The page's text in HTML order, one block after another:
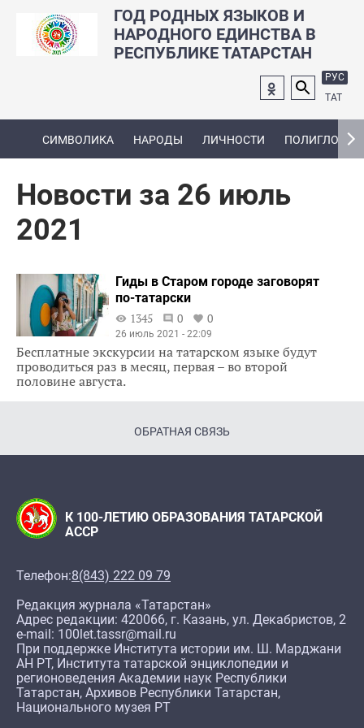
ГОД РОДНЫХ ЯЗЫКОВ И
НАРОДНОГО ЕДИНСТВА В
РЕСПУБЛИКЕ ТАТАРСТАН
РУС
ТАТ
СИМВОЛИКА НАРОДЫ ЛИЧНОСТИ ПОЛИГЛОТ
Новости за 26 июль
2021
Гиды в Старом городе заговорят
по-татарски
1345
0 0
26 июль 2021 - 22:09
Бесплатные экскурсии на татарском языке будут
проводиться раз в месяц, первая – во второй
половине августа.
ОБРАТНАЯ СВЯЗЬ
К 100-ЛЕТИЮ ОБРАЗОВАНИЯ ТАТАРСКОЙ
АССР
Телефон:8(843) 222 09 79
Редакция журнала «Татарстан»
Адрес редакции: 420066, г. Казань, ул. Декабристов, 2
e-mail: 100let.tassr@mail.ru
При поддержке Института истории им. Ш. Марджани
АН РТ, Института татарской энциклопедии и
регионоведения Академии наук Республики
Татарстан, Архивов Республики Татарстан,
Национального музея РТ